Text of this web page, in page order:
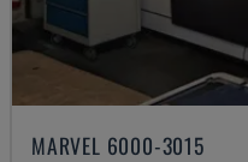
MARVEL 6000-3015